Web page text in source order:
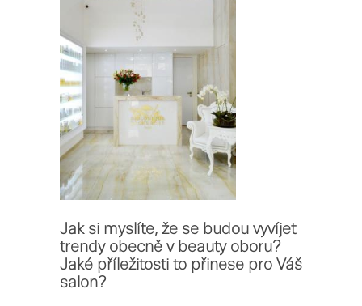
Jak si myslíte, že se budou vyvíjet
trendy obecně v beauty oboru?
Jaké příležitosti to přinese pro Váš
salon?